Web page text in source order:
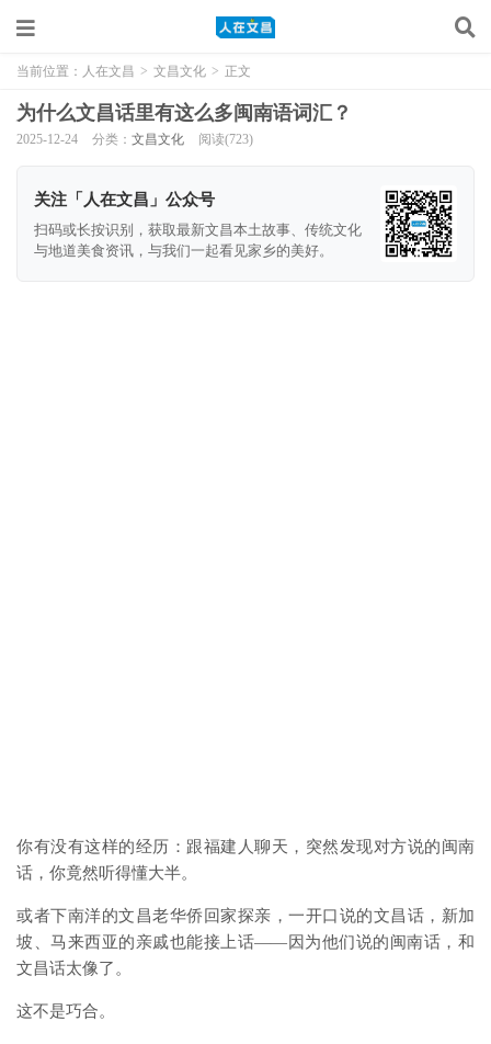
当前位置： 人在文昌 > 文昌文化 > 正文
为什么文昌话里有这么多闽南语词汇？
2025-12-24 分类： 文昌文化 阅读(723)
关注「人在文昌」公众号
扫码或长按识别，获取最新文昌本土故事、传统文化
与地道美食资讯，与我们一起看见家乡的美好。
你有没有这样的经历：跟福建人聊天，突然发现对方说的闽南
话，你竟然听得懂大半。
或者下南洋的文昌老华侨回家探亲，一开口说的文昌话，新加
坡、马来西亚的亲戚也能接上话——因为他们说的闽南话，和
文昌话太像了。
这不是巧合。